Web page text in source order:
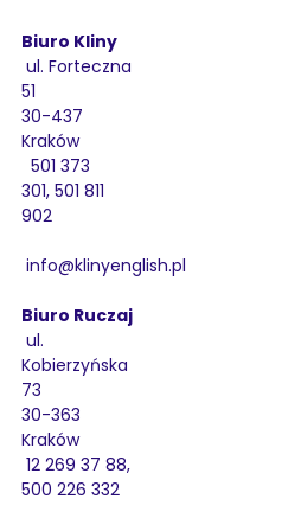
Biuro Kliny
ul. Forteczna
51
30-437
Kraków
501 373
301, 501 811
902
info@klinyenglish.pl
Biuro Ruczaj
ul.
Kobierzyńska
73
30-363
Kraków
12 269 37 88,
500 226 332